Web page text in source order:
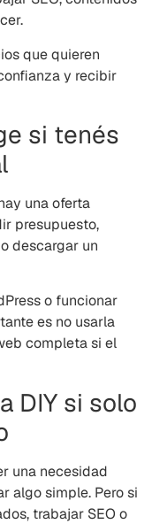
que quieren
y recibir
si tenés
una oferta
presupuesto,
descargar un
o funcionar
es no usarla
completa si el
DIY si solo
una necesidad
algo simple. Pero si
trabajar SEO o